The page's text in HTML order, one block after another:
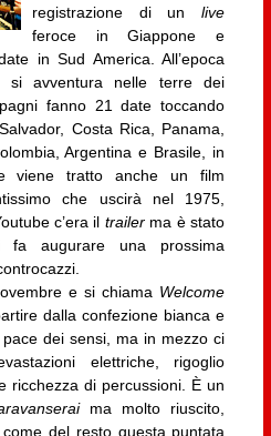
registrazione di unlive
feroce in Giappone e
in Sud America. All’epoca
si avventura nelle terre dei
fanno 21 date toccando
Costa Rica, Panama,
Argentina e Brasile, in
viene tratto anche un film
che uscirà nel 1975,
c’era il trailer ma è stato
fa augurare una prossima
e si chiama Welcome
dalla confezione bianca e
dei sensi, ma in mezzo ci
elettriche, rigoglio
ricchezza di percussioni. È un
ma molto riuscito,
del resto questa puntata